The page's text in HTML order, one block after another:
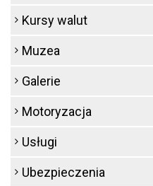
Kursy walut
Muzea
Galerie
Motoryzacja
Usługi
Ubezpieczenia